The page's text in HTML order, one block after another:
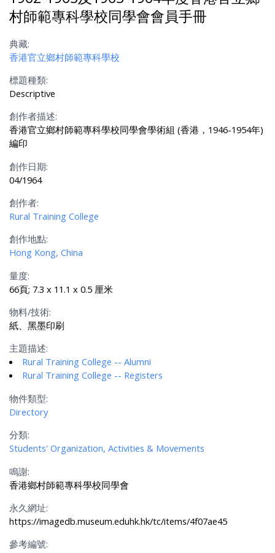
村師範專科學校同學會會員手冊
典藏:
香港官立鄉村師範專科學校
標題種類:
Descriptive
創作者描述:
香港官立鄉村師範專科學校同學會學術組 (香港，1946-1954年)
編印
創作日期:
04/1964
創作者:
Rural Training College
創作地點:
Hong Kong, China
量度:
66頁; 7.3 x 11.1 x 0.5 厘米
物料/技術:
紙、黑墨印刷
主題描述:
Rural Training College -- Alumni
Rural Training College -- Registers
物件類型:
Directory
分類:
Students' Organization, Activities & Movements
鳴謝:
香港鄉村師範專科學校同學會
永久網址:
https://imagedb.museum.eduhk.hk/tc/items/4f07ae45
參考編號: